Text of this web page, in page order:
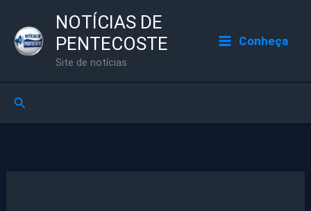
para
NOTÍCIAS DE
PENTECOSTE
Site de notícias
Conheça
Pesquisar